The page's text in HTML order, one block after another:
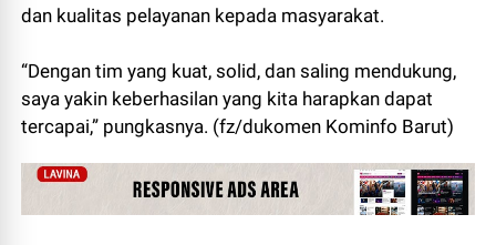
dan kualitas pelayanan kepada masyarakat.
“Dengan tim yang kuat, solid, dan saling mendukung,
saya yakin keberhasilan yang kita harapkan dapat
tercapai,” pungkasnya. (fz/dukomen Kominfo Barut)